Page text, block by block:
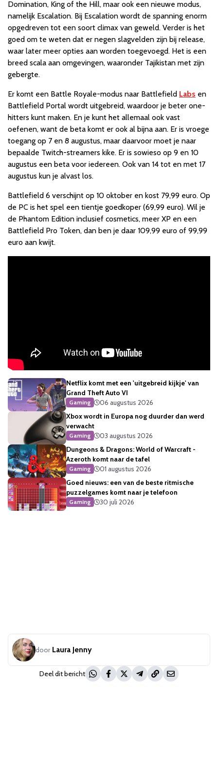
Domination, King of the Hill, maar ook een nieuwe modus,
namelijk Escalation. Bij Escalation wordt de spanning enorm
opgedreven tot een soort climax van geweld. Verder is het
goed om te weten dat er negen slagvelden zijn bij release,
waar later meer opties aan worden toegevoegd. Het is een
breed scala aan omgevingen, waaronder Tajikistan met zijn
gebergte.
Er komt een Battle Royale-modus naar Battlefield Labs en
Battlefield Portal wordt uitgebreid, waardoor je beter one-
hitters kunt maken. En je kunt het allemaal ook vast
oefenen, want de beta komt er ook al bijna aan. Er is vroege
toegang op 7 en 8 augustus, maar daarvoor moet je naar
bepaalde Twitch-streamers kike. Er is sowieso op 9 en 10
augustus een beta voor iedereen. Ook van 14 tot en met 17
augustus kun je alvast los.
Battlefield 6 verschijnt op 10 oktober en kost 79,99 euro. Op
de PC is het spel een tientje goedkoper (69,99 euro). Wil je
de Phantom Edition inclusief cosmetics, meer XP en een
Battlefield Pro Token, dan ben je daar 109,99 euro of 99,99
euro aan kwijt.
Netflix komt met een 'uitgebreid kijkje' van
Grand Theft Auto VI
Gaming
06 augustus 2026
Xbox wordt in Europa nog duurder dan werd
verwacht
Gaming
03 augustus 2026
Dungeons & Dragons: World of Warcraft -
Azeroth komt naar de tafel
Gaming
01 augustus 2026
Goed nieuws: een van de beste ritmische
puzzelgames komt naar je telefoon
Gaming 30 juli 2026
door Laura Jenny
Deel dit bericht